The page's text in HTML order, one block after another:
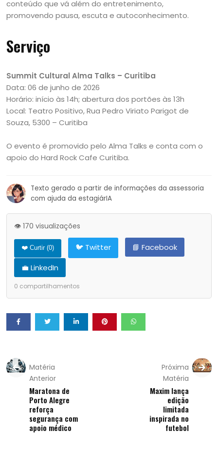
conteúdo que vá além do entretenimento,
promovendo pausa, escuta e autoconhecimento.
Serviço
Summit Cultural Alma Talks – Curitiba
Data: 06 de junho de 2026
Horário: início às 14h; abertura dos portões às 13h
Local: Teatro Positivo, Rua Pedro Viriato Parigot de
Souza, 5300 – Curitiba
O evento é promovido pelo Alma Talks e conta com o
apoio do Hard Rock Cafe Curitiba.
Texto gerado a partir de informações da assessoria
com ajuda da estagiárIA
👁️ 170 visualizações
❤️ Curtir (0) 🐦 Twitter
📘 Facebook
💼 LinkedIn
0 compartilhamentos
Matéria
Anterior
Maratona de
Porto Alegre
reforça
segurança com
apoio médico
Próxima
Matéria
Maxim lança
edição
limitada
inspirada no
futebol